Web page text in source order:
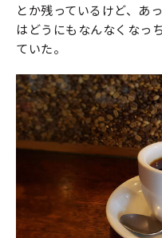
とか残っているけど、あ
はどうにもなんなくなっ
ていた。